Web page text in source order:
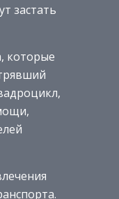
застать
которые